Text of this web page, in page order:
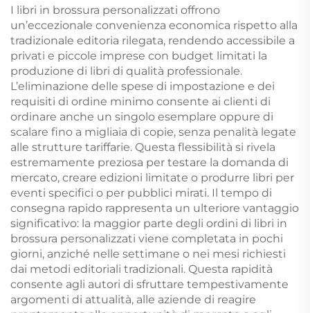
plastica, carte da
poker personalizzate
stampa e confezione
personalizzata per
adulti e coppie
I libri in brossura personalizzati offrono
un’eccezionale convenienza economica rispetto alla
tradizionale editoria rilegata, rendendo accessibile a
privati e piccole imprese con budget limitati la
produzione di libri di qualità professionale.
L’eliminazione delle spese di impostazione e dei
requisiti di ordine minimo consente ai clienti di
ordinare anche un singolo esemplare oppure di
scalare fino a migliaia di copie, senza penalità legate
alle strutture tariffarie. Questa flessibilità si rivela
estremamente preziosa per testare la domanda di
mercato, creare edizioni limitate o produrre libri per
eventi specifici o per pubblici mirati. Il tempo di
consegna rapido rappresenta un ulteriore vantaggio
significativo: la maggior parte degli ordini di libri in
brossura personalizzati viene completata in pochi
giorni, anziché nelle settimane o nei mesi richiesti
dai metodi editoriali tradizionali. Questa rapidità
consente agli autori di sfruttare tempestivamente
argomenti di attualità, alle aziende di reagire